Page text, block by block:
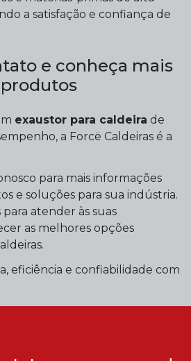
a satisfação e confiança de
e conheça mais
exaustor para caldeira de
a Forcë Caldeiras é a
para mais informações
e soluções para sua indústria.
atender às suas
as melhores opções
eficiência e confiabilidade com